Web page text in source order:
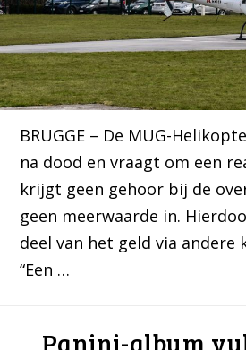
BRUGGE – De MUG-
na dood en vraagt om een
krijgt geen gehoor bij de
geen meerwaarde in.
deel van het geld via andere
“Een …
Panini-album